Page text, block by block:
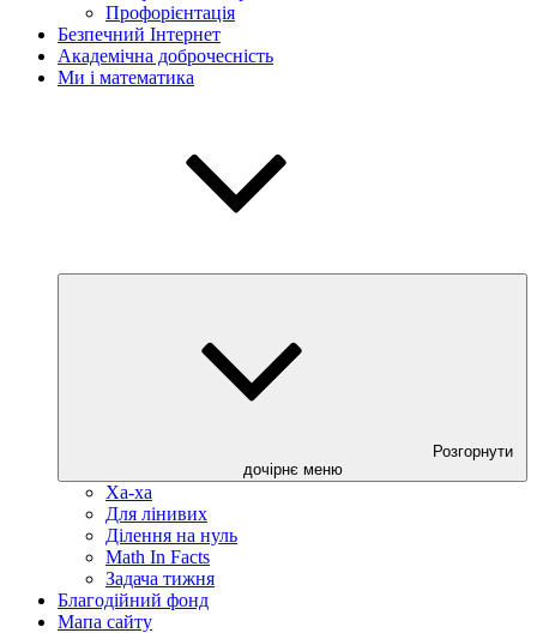
Профорієнтація
Безпечний Інтернет
Академічна доброчесність
Ми і математика
Розгорнути
дочірнє меню
Ха-ха
Для лінивих
Ділення на нуль
Math In Facts
Задача тижня
Благодійний фонд
Мапа сайту